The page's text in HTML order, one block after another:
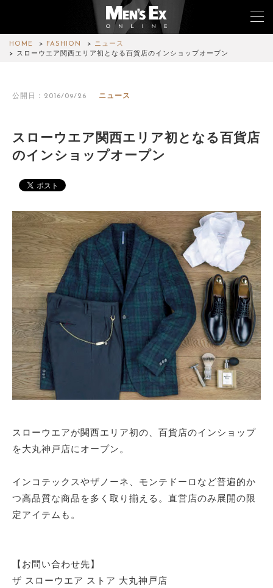
HOME FASHION
ニュース
スローウエア関西エリア初となる百貨店のインショップオープン
公開日：2016/09/26 ニュース
スローウエア関西エリア初となる百貨店
のインショップオープン
スローウエアが関西エリア初の、百貨店のインショップ
を大丸神戸店にオープン。
インコテックスやザノーネ、モンテドーロなど普遍的か
つ高品質な商品を多く取り揃える。直営店のみ展開の限
定アイテムも。
【お問い合わせ先】
ザ スローウエア ストア 大丸神戸店
WATCH
CAR&BIKE
LIFESTYLE
COLUMN
MAGAZINE
ABOUT SITE
サイトマップ